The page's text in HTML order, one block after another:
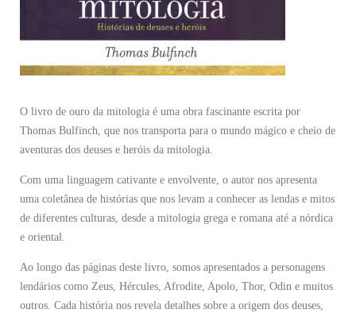
O livro de ouro da mitologia é uma obra fascinante escrita por
Thomas Bulfinch, que nos transporta para o mundo mágico e cheio de
aventuras dos deuses e heróis da mitologia.
Com uma linguagem cativante e envolvente, o autor nos apresenta
uma coletânea de histórias que nos levam a conhecer as lendas e mitos
de diferentes culturas, desde a mitologia grega e romana até a nórdica
e oriental.
Ao longo das páginas deste livro, somos apresentados a personagens
lendários como Zeus, Hércules, Afrodite, Apolo, Thor, Odin e muitos
outros. Cada história nos revela detalhes sobre a origem dos deuses,